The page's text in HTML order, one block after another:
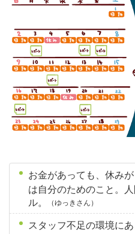
お金があっても、休み
は自分のためのこと。
ル。
（ゆっきさん）
スタッフ不足の環境に